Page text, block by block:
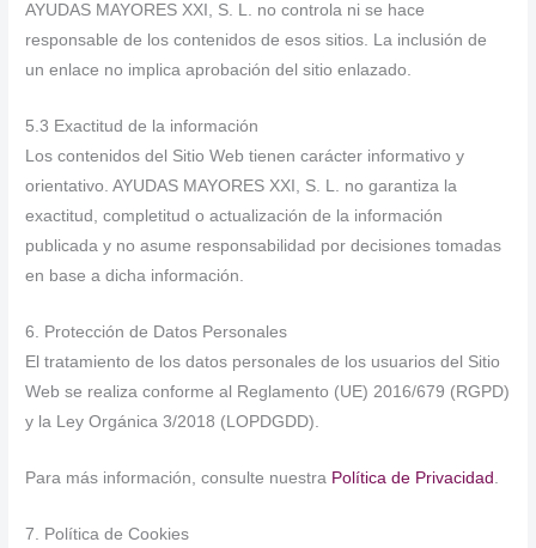
AYUDAS MAYORES XXI, S. L. no controla ni se hace
responsable de los contenidos de esos sitios. La inclusión de
un enlace no implica aprobación del sitio enlazado.
5.3 Exactitud de la información
Los contenidos del Sitio Web tienen carácter informativo y
orientativo. AYUDAS MAYORES XXI, S. L. no garantiza la
exactitud, completitud o actualización de la información
publicada y no asume responsabilidad por decisiones tomadas
en base a dicha información.
6. Protección de Datos Personales
El tratamiento de los datos personales de los usuarios del Sitio
Web se realiza conforme al Reglamento (UE) 2016/679 (RGPD)
y la Ley Orgánica 3/2018 (LOPDGDD).
Para más información, consulte nuestra Política de Privacidad .
7. Política de Cookies